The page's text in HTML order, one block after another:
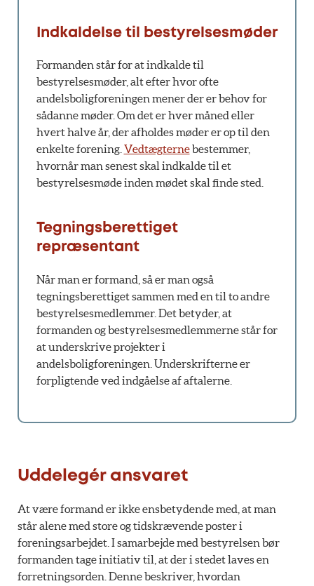
Indkaldelse til bestyrelsesmøder
Formanden står for at indkalde til
bestyrelsesmøder, alt efter hvor ofte
andelsboligforeningen mener der er behov for
sådanne møder. Om det er hver måned eller
hvert halve år, der afholdes møder er op til den
enkelte forening. Vedtægternebestemmer,
hvornår man senest skal indkalde til et
bestyrelsesmøde inden mødet skal finde sted.
Tegningsberettiget
repræsentant
Når man er formand, så er man også
tegningsberettiget sammen med en til to andre
bestyrelsesmedlemmer. Det betyder, at
formanden og bestyrelsesmedlemmerne står for
at underskrive projekter i
andelsboligforeningen. Underskrifterne er
forpligtende ved indgåelse af aftalerne.
Uddelegér ansvaret
At være formand er ikke ensbetydende med, at man
står alene med store og tidskrævende poster i
foreningsarbejdet. I samarbejde med bestyrelsen bør
formanden tage initiativ til, at der i stedet laves en
forretningsorden. Denne beskriver, hvordan